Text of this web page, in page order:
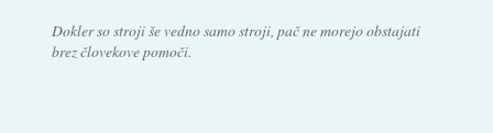
Dokler so stroji še vedno samo stroji, pač ne morejo obstajati
brez človekove pomoči.